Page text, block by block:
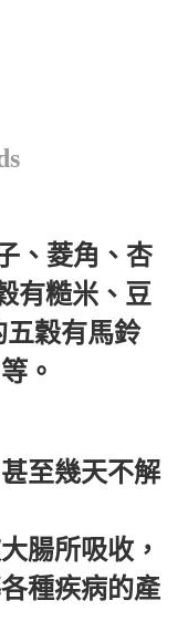
、菱角、杏
有糙米、豆
穀有馬鈴
。
至幾天不解
腸所吸收，
種疾病的產